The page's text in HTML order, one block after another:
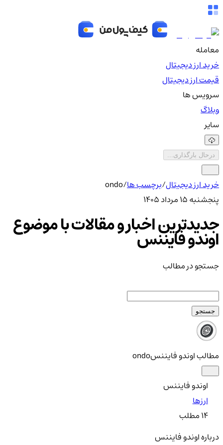
معامله
خرید ارز دیجیتال
قیمت ارز دیجیتال
سرویس ها
وبلاگ
سایر
درحال بارگذاری...
خرید ارز دیجیتال/برچسب ها/
ondo
پنجشنبه ۱۵ مرداد ۱۴۰۵
جدیدترین اخبار و مقالات با موضوع
اوندو فایننس
جستجو در مطالب
جستجو
مطالب اوندو فایننسondo
اوندو فایننس
ارزها
14مطلب
درباره اوندو فایننس